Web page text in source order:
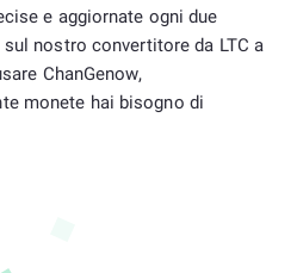
e aggiornate ogni due
nostro convertitore da LTC a
ChanGenow,
monete hai bisogno di